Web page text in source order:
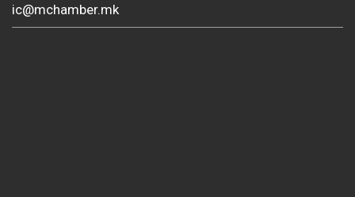
ic@mchamber.mk